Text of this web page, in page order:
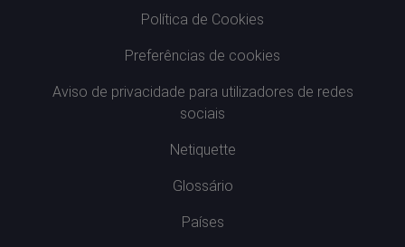
Política de Cookies
Preferências de cookies
Aviso de privacidade para utilizadores de redes
sociais
Netiquette
Glossário
Países